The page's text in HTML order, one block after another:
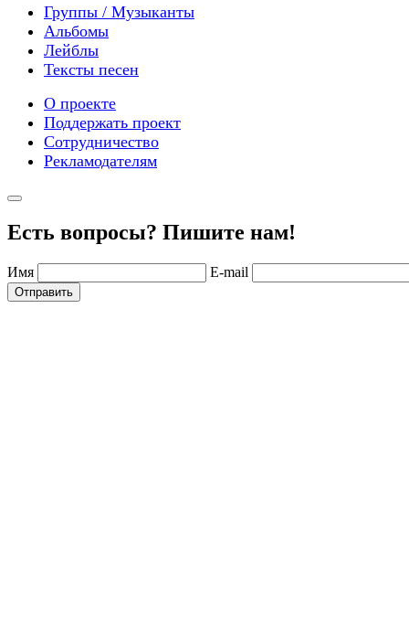
Группы / Музыканты
Альбомы
Лейблы
Тексты песен
О проекте
Поддержать проект
Сотрудничество
Рекламодателям
Есть вопросы? Пишите нам!
Имя E-mail